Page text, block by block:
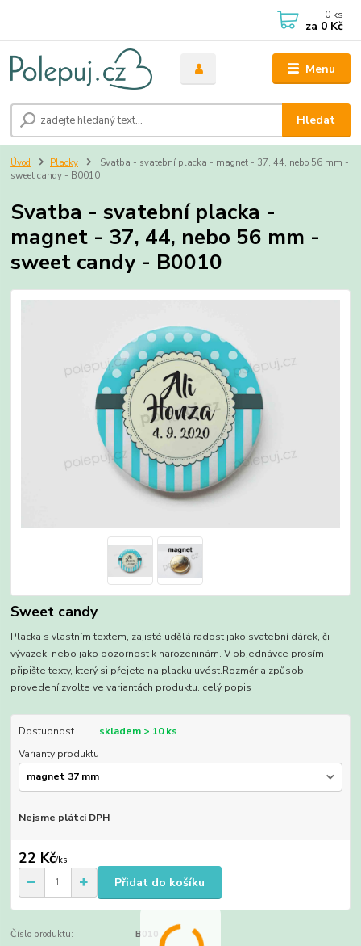
Menu
Hledat
0 ks
za 0 Kč
Úvod Placky
Svatba - svatební placka - magnet - 37, 44, nebo 56 mm -
sweet candy - B0010
Svatba - svatební placka -
magnet - 37, 44, nebo 56 mm -
sweet candy - B0010
Sweet candy
Placka s vlastním textem, zajisté udělá radost jako svatební dárek, či
vývazek, nebo jako pozornost k narozeninám. V objednávce prosím
připište texty, který si přejete na placku uvést.Rozměr a způsob
provedení zvolte ve variantách produktu. celý popis
Dostupnost
skladem > 10 ks
Varianty produktu
Nejsme plátci DPH
22 Kč/ks
Přidat do košíku
Číslo produktu: B010